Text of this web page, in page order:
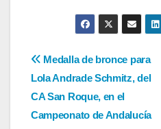
Navegación
de
entradas
Medalla de bronce para
Lola Andrade Schmitz, del
CA San Roque, en el
Campeonato de Andalucía